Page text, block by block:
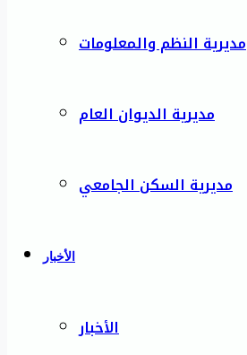
مديرية النظم والمعلومات
مديرية الديوان العام
مديرية السكن الجامعي
الأخبار
الأخبار